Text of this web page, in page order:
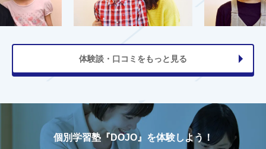
体験談・口コミをもっと見る
個別学習塾『DOJO』を体験しよう！